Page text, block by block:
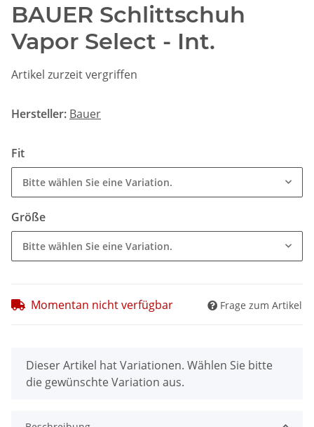
BAUER Schlittschuh
Vapor Select - Int.
Artikel zurzeit vergriffen
Hersteller: Bauer
Fit
Bitte wählen Sie eine Variation.
Größe
Bitte wählen Sie eine Variation.
Momentan nicht verfügbar Frage zum Artikel
x
Dieser Artikel hat Variationen. Wählen Sie bitte
die gewünschte Variation aus.